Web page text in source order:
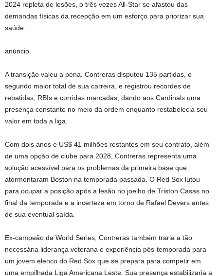
2024 repleta de lesões, o três vezes All-Star se afastou das
demandas físicas da recepção em um esforço para priorizar sua
saúde.
anúncio
A transição valeu a pena. Contreras disputou 135 partidas, o
segundo maior total de sua carreira, e registrou recordes de
rebatidas, RBIs e corridas marcadas, dando aos Cardinals uma
presença constante no meio da ordem enquanto restabelecia seu
valor em toda a liga.
Com dois anos e US$ 41 milhões restantes em seu contrato, além
de uma opção de clube para 2028, Contreras representa uma
solução acessível para os problemas da primeira base que
atormentaram Boston na temporada passada. O Red Sox lutou
para ocupar a posição após a lesão no joelho de Triston Casas no
final da temporada e a incerteza em torno de Rafael Devers antes
de sua eventual saída.
Ex-campeão da World Series, Contreras também traria a tão
necessária liderança veterana e experiência pós-temporada para
um jovem elenco do Red Sox que se prepara para competir em
uma empilhada Liga Americana Leste. Sua presença estabilizaria a